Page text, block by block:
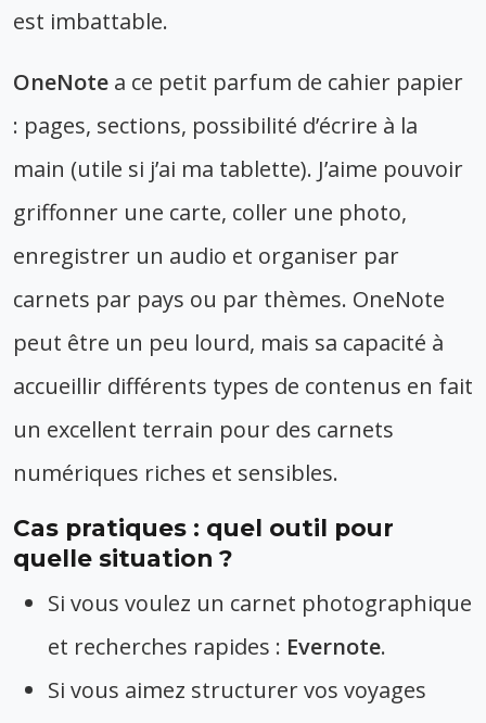
est imbattable.
OneNote a ce petit parfum de cahier papier
: pages, sections, possibilité d’écrire à la
main (utile si j’ai ma tablette). J’aime pouvoir
griffonner une carte, coller une photo,
enregistrer un audio et organiser par
carnets par pays ou par thèmes. OneNote
peut être un peu lourd, mais sa capacité à
accueillir différents types de contenus en fait
un excellent terrain pour des carnets
numériques riches et sensibles.
Cas pratiques : quel outil pour
quelle situation ?
Si vous voulez un carnet photographique
et recherches rapides : Evernote.
Si vous aimez structurer vos voyages